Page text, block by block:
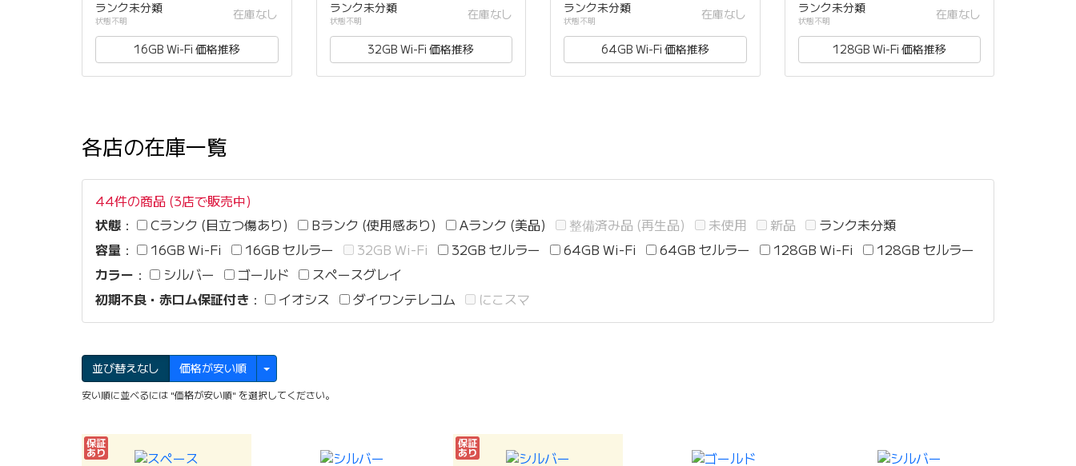
ランク未分類
状態不明 在庫なし
16GB Wi-Fi 価格推移
ランク未分類
状態不明 在庫なし
32GB Wi-Fi 価格推移
ランク未分類
状態不明 在庫なし
64GB Wi-Fi 価格推移
ランク未分類
状態不明 在庫なし
128GB Wi-Fi 価格推移
各店の在庫一覧
44件の商品 (3店で販売中)
状態 ： Cランク (目立つ傷あり) Bランク (使用感あり) Aランク (美品) 整備済み品 (再生品) 未使用 新品
ランク未分類
容量 ： 16GB Wi-Fi 16GB セルラー 32GB Wi-Fi 32GB セルラー 64GB Wi-Fi 64GB セルラー 128GB Wi-Fi
128GB セルラー
カラー ： シルバー ゴールド
スペースグレイ
初期不良・赤ロム保証付き ： イオシス ダイワンテレコム にこスマ
並び替えなし 価格が安い順
安い順に並べるには "価格が安い順" を選択してください。
保証
あり
保証
あり